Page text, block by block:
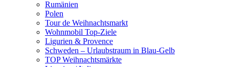
Rumänien
Polen
Tour de Weihnachtsmarkt
Wohnmobil Top-Ziele
Ligurien & Provence
Schweden – Urlaubstraum in Blau-Gelb
TOP Weihnachtsmärkte